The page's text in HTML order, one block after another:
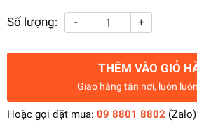
Số lượng: - +
THÊM VÀO GIỎ
Giao hàng tận nơi, luôn
Hoặc gọi đặt mua: 09 8801 8802 (Zalo)